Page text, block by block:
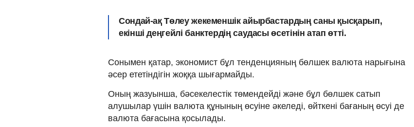
Сондай-ақ Төлеу жекеменшік айырбастардың саны қысқарып,
екінші деңгейлі банктердің саудасы өсетінін атап өтті.
Сонымен қатар, экономист бұл тенденцияның бөлшек валюта нарығына
әсер ететіндігін жоққа шығармайды.
Оның жазуынша, бәсекелестік төмендейді және бұл бөлшек сатып
алушылар үшін валюта құнының өсуіне әкеледі, өйткені бағаның өсуі де
валюта бағасына қосылады.